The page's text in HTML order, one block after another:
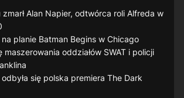
Alan Napier, odtwórca roli Alfreda w
planie Batman Beginsw Chicago
maszerowania oddziałów SWAT i policji
się polska premiera The Dark